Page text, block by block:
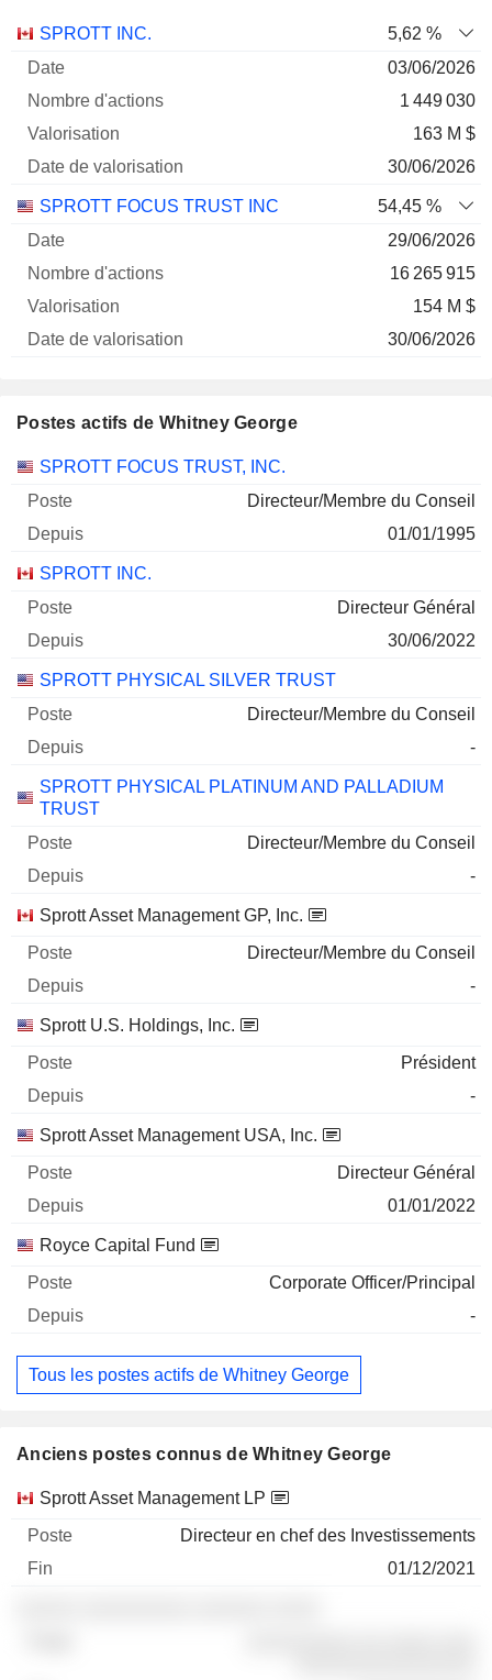
Nombre
Date de
SPROTT INC.
5,62 %
03/06/2026
1 449 030
163 M $
30/06/2026
SPROTT FOCUS TRUST INC
54,45 %
29/06/2026
16 265 915
154 M $
30/06/2026
Postes actifs de Whitney George
Sociétés Poste Début
SPROTT FOCUS TRUST, INC.
Directeur/Membre du Conseil
01/01/1995
SPROTT INC.
Directeur Général
30/06/2022
SPROTT PHYSICAL SILVER TRUST
Directeur/Membre du Conseil
-
SPROTT PHYSICAL PLATINUM AND PALLADIUM
TRUST
Directeur/Membre du Conseil
-
Sprott Asset Management GP, Inc.
Directeur/Membre du Conseil
-
Sprott U.S. Holdings, Inc.
Président
-
Sprott Asset Management USA, Inc.
Directeur Général
01/01/2022
Royce Capital Fund
Corporate Officer/Principal
-
Tous les postes actifs de Whitney George
Anciens postes connus de Whitney George
Sociétés Poste Fin
Sprott Asset Management LP
Directeur en chef des Investissements
01/12/2021